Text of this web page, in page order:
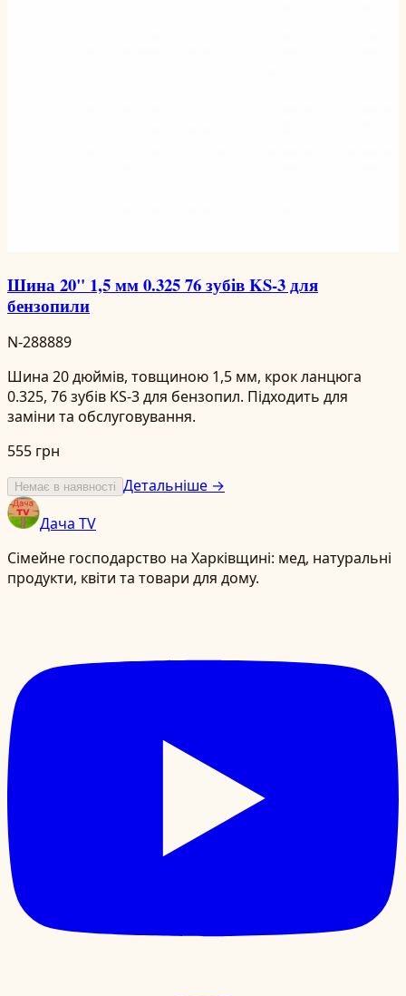
Шина 20" 1,5 мм 0.325 76 зубів KS-3 для
бензопили
N-288889
Шина 20 дюймів, товщиною 1,5 мм, крок ланцюга
0.325, 76 зубів KS-3 для бензопил. Підходить для
заміни та обслуговування.
555 грн
Немає в наявності Детальніше →
Дача TV
Сімейне господарство на Харківщині: мед, натуральні
продукти, квіти та товари для дому.